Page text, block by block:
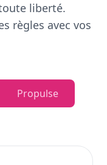
liberté.
règles avec vos
Propulse